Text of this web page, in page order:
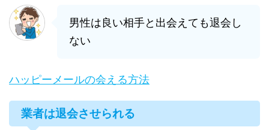
男性は良い相手と出会えても退会し
ない
ハッピーメールの会える方法
業者は退会させられる